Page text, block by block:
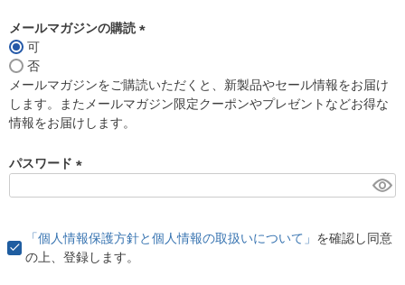
メールマガジンの購読
須
)
可
否
メールマガジンをご購読いただくと、新製品やセール情報をお届け
します。またメールマガジン限定クーポンやプレゼントなどお得な
情報をお届けします。
パスワード
)
「個人情報保護方針と個人情報の取扱いについて」 を確認し同意
の上、登録します。